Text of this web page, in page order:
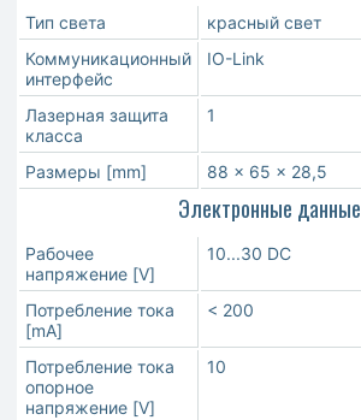
Тип света
красный свет
Коммуникационный
интерфейс
IO-Link
Лазерная защита
класса
1
Размеры [mm] 88 x 65 x 28,5
Электронные данные
Рабочее
напряжение [V]
10...30 DC
Потребление тока
[mA]
< 200
Потребление тока
опорное
напряжение [V]
10